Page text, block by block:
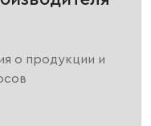
о продукции и